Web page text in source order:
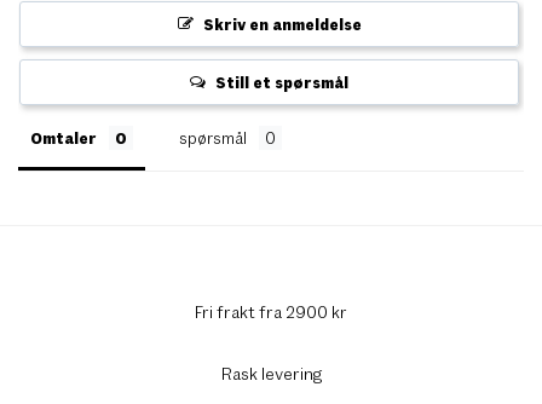
Skriv en anmeldelse
Still et spørsmål
Omtaler spørsmål
Fri frakt fra 2900 kr
Rask levering